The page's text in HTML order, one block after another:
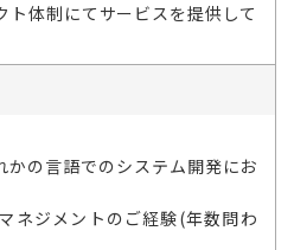
ト体制にてサービスを提供して
かの言語でのシステム開発にお
ネジメントのご経験(年数問わ